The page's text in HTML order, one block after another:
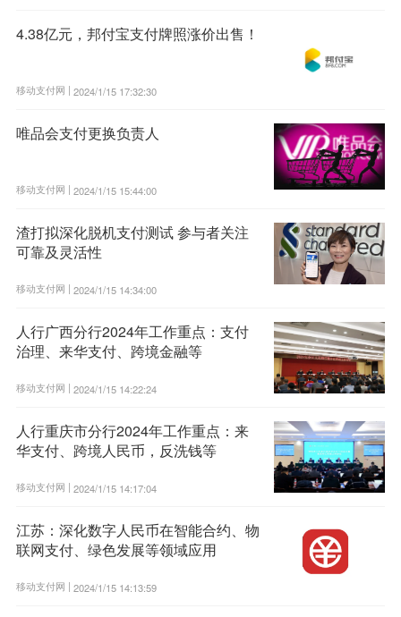
4.38亿元，邦付宝支付牌照涨价出售！
移动支付网 | 2024/1/15 17:32:30
唯品会支付更换负责人
移动支付网 | 2024/1/15 15:44:00
渣打拟深化脱机支付测试 参与者关注
可靠及灵活性
移动支付网 | 2024/1/15 14:34:00
人行广西分行2024年工作重点：支付
治理、来华支付、跨境金融等
移动支付网 | 2024/1/15 14:22:24
人行重庆市分行2024年工作重点：来
华支付、跨境人民币，反洗钱等
移动支付网 | 2024/1/15 14:17:04
江苏：深化数字人民币在智能合约、物
联网支付、绿色发展等领域应用
移动支付网 | 2024/1/15 14:13:59